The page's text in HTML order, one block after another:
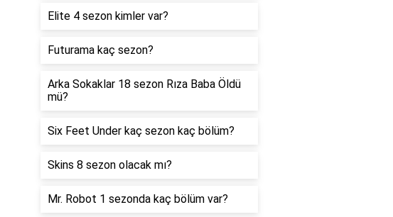
Elite 4 sezon kimler var?
Futurama kaç sezon?
Arka Sokaklar 18 sezon Rıza Baba Öldü
mü?
Six Feet Under kaç sezon kaç bölüm?
Skins 8 sezon olacak mı?
Mr. Robot 1 sezonda kaç bölüm var?